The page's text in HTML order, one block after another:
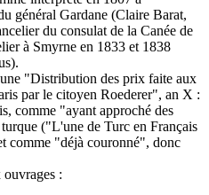
général Gardane (Claire Barat,
du consulat de la Canée de
à Smyrne en 1833 et 1838
"Distribution des prix faite aux
par le citoyen Roederer", an X :
comme "ayant approché des
("L'une de Turc en Français
comme "déjà couronné", donc
ouvrages :